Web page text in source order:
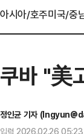
아시아/호주미국/중
쿠바 "美
정인균 기자
입력 2026.02.26